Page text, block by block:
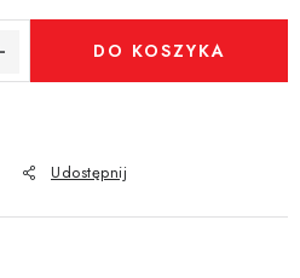
DO KOSZYKA
Udostępnij